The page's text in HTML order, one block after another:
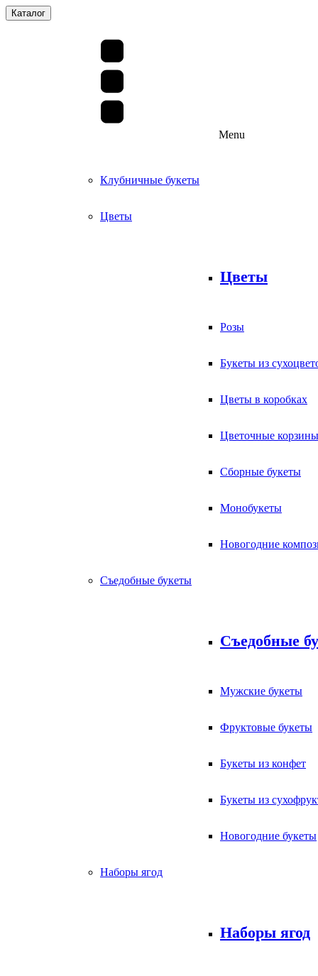
Каталог
Menu
Клубничные букеты
Цветы
Цветы
Розы
Букеты из
Цветы в коробках
Цветочные корзины
Сборные букеты
Монобукеты
Новогодние
Съедобные букеты
Съедобные
Мужские букеты
Фруктовые букеты
Букеты из конфет
Букеты из
Новогодние букеты
Наборы ягод
Наборы ягод